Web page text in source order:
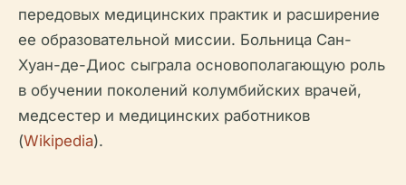
передовых медицинских практик и расширение
ее образовательной миссии. Больница Сан-
Хуан-де-Диос сыграла основополагающую роль
в обучении поколений колумбийских врачей,
медсестер и медицинских работников
(Wikipedia).